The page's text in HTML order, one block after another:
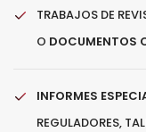
TRABAJOS DE
O DOCUMENTOS
INFORMES
REGULADORES,